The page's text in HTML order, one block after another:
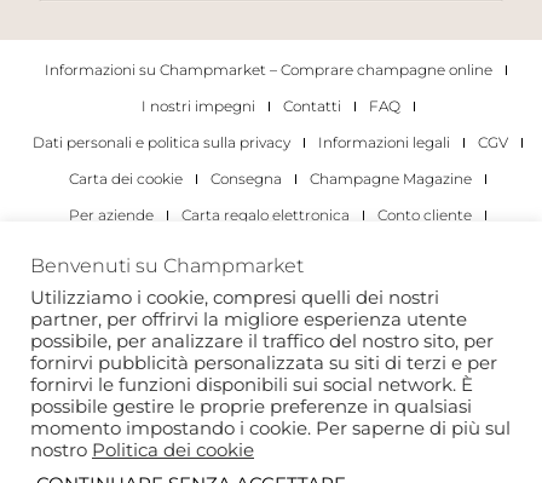
Informazioni su Champmarket – Comprare champagne online
I nostri impegni
Contatti
FAQ
Dati personali e politica sulla privacy
Informazioni legali
CGV
Carta dei cookie
Consegna
Champagne Magazine
Per aziende
Carta regalo elettronica
Conto cliente
Per gli individui
Per le aziende
Copyright 2022 © tutti i diritti riservati. Champmarket.
Benvenuti su Champmarket
Utilizziamo i cookie, compresi quelli dei nostri
partner, per offrirvi la migliore esperienza utente
possibile, per analizzare il traffico del nostro sito, per
fornirvi pubblicità personalizzata su siti di terzi e per
fornirvi le funzioni disponibili sui social network. È
possibile gestire le proprie preferenze in qualsiasi
momento impostando i cookie. Per saperne di più sul
nostro Politica dei cookie